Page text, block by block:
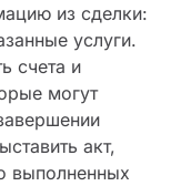
из сделки:
услуги.
счета и
могут
акт,
выполненных